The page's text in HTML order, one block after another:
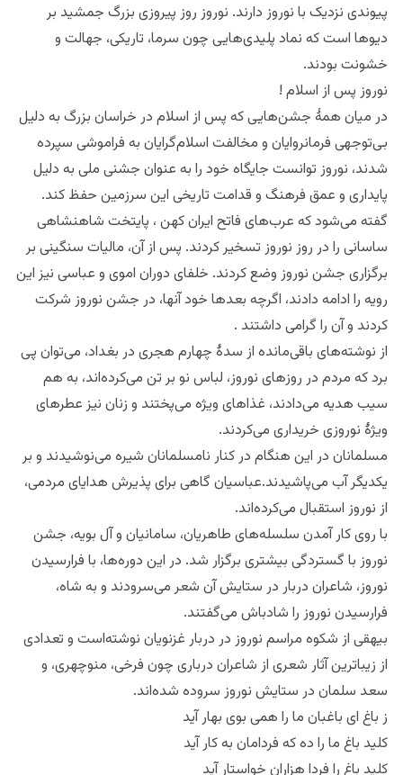
پیوندی نزدیک با نوروز دارند. نوروز روز پیروزی بزرگ جمشید بر
دیوها است که نماد پلیدی‌هایی چون سرما، تاریکی، جهالت و
خشونت بودند.
نوروز پس از اسلام !
در میان همهٔ جشن‌هایی که پس از اسلام در خراسان بزرگ به دلیل
بی‌توجهی فرمانروایان و مخالفت اسلام‌گرایان به فراموشی سپرده
شدند، نوروز توانست جایگاه خود را به عنوان جشنی ملی به دلیل
پایداری و عمق فرهنگ و قدامت تاریخی این سرزمین حفظ کند.
گفته می‌شود که عرب‌های فاتح ایران کهن ، پایتخت شاهنشاهی
ساسانی را در روز نوروز تسخیر کردند. پس از آن، مالیات سنگینی بر
برگزاری جشن نوروز وضع کردند. خلفای دوران اموی و عباسی نیز این
رویه را ادامه دادند، اگرچه بعدها خود آنها، در جشن نوروز شرکت
کردند و آن را گرامی داشتند .
از نوشته‌های باقی‌مانده از سدهٔ چهارم هجری در بغداد، می‌توان پی
برد که مردم در روزهای نوروز، لباس نو بر تن می‌کرده‌اند، به هم
سیب هدیه می‌دادند، غذاهای ویژه می‌پختند و زنان نیز عطرهای
ویژهٔ نوروزی خریداری می‌کردند.
مسلمانان در این هنگام در کنار نامسلمانان شیره می‌نوشیدند و بر
یکدیگر آب می‌پاشیدند.عباسیان گاهی برای پذیرش هدایای مردمی،
از نوروز استقبال می‌کرده‌اند.
با روی کار آمدن سلسله‌های طاهریان، سامانیان و آل بویه، جشن
نوروز با گستردگی بیشتری برگزار شد. در این دوره‌ها، با فرارسیدن
نوروز، شاعران دربار در ستایش آن شعر می‌سرودند و به شاه،
فرارسیدن نوروز را شادباش می‌گفتند.
بیهقی از شکوه مراسم نوروز در دربار غزنویان نوشته‌است و تعدادی
از زیباترین آثار شعری از شاعران درباری‌ چون فرخی، منوچهری، و
سعد سلمان در ستایش نوروز سروده شده‌اند.
ز باغ ای باغبان ما را همی بوی بهار آید
کلید باغ ما را ده که فردامان به کار آید
کلید باغ را فردا هزاران خواستار آید